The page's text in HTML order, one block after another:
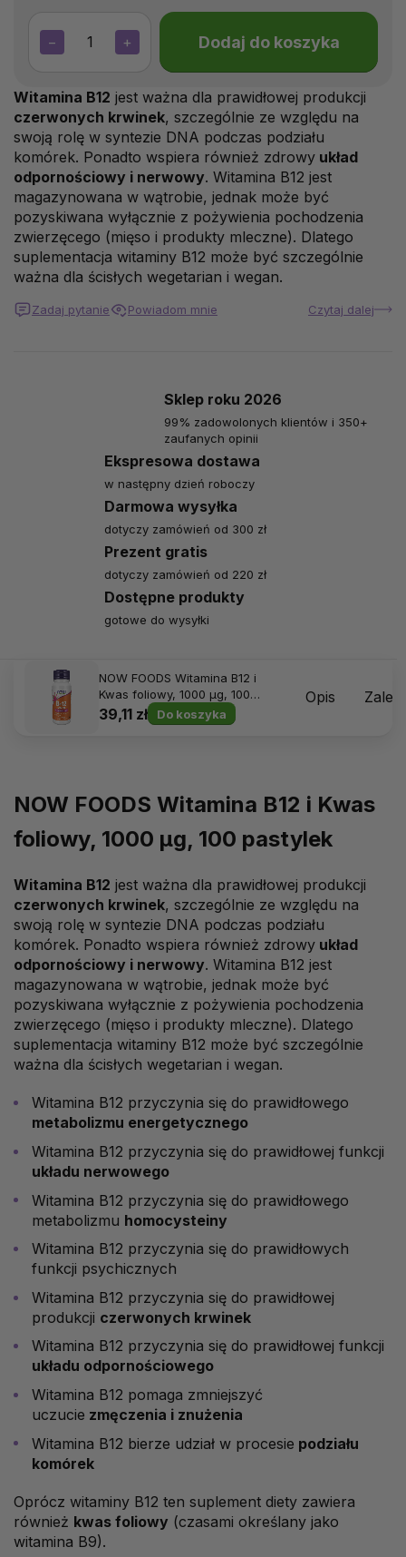
+
− Dodaj do koszyka
Witamina B12 jest ważna dla prawidłowej produkcji
czerwonych krwinek, szczególnie ze względu na
swoją rolę w syntezie DNA podczas podziału
komórek. Ponadto wspiera również zdrowy układ
odpornościowy i nerwowy. Witamina B12 jest
magazynowana w wątrobie, jednak może być
pozyskiwana wyłącznie z pożywienia pochodzenia
zwierzęcego (mięso i produkty mleczne). Dlatego
suplementacja witaminy B12 może być szczególnie
ważna dla ścisłych wegetarian i wegan.
Czytaj dalej
Zadaj pytanie Powiadom mnie
Ekspresowa dostawa
w następny dzień roboczy
Darmowa wysyłka
dotyczy zamówień od 300 zł
Prezent gratis
dotyczy zamówień od 220 zł
Dostępne produkty
gotowe do wysyłki
Sklep roku 2026
99% zadowolonych klientów i 350+
zaufanych opinii
NOW FOODS Witamina B12 i
Kwas foliowy, 1000 μg, 100
pastylek
39,11 zł Do koszyka
Opis
NOW FOODS Witamina B12 i Kwas
foliowy, 1000 μg, 100 pastylek
Witamina B12 jest ważna dla prawidłowej produkcji
czerwonych krwinek, szczególnie ze względu na
swoją rolę w syntezie DNA podczas podziału
komórek. Ponadto wspiera również zdrowy układ
odpornościowy i nerwowy. Witamina B12 jest
magazynowana w wątrobie, jednak może być
pozyskiwana wyłącznie z pożywienia pochodzenia
zwierzęcego (mięso i produkty mleczne). Dlatego
suplementacja witaminy B12 może być szczególnie
ważna dla ścisłych wegetarian i wegan.
Witamina B12 przyczynia się do prawidłowego
metabolizmu energetycznego
Witamina B12 przyczynia się do prawidłowej funkcji
układu nerwowego
Witamina B12 przyczynia się do prawidłowego
metabolizmu homocysteiny
Witamina B12 przyczynia się do prawidłowych
funkcji psychicznych
Witamina B12 przyczynia się do prawidłowej
produkcji czerwonych krwinek
Witamina B12 przyczynia się do prawidłowej funkcji
układu odpornościowego
Witamina B12 pomaga zmniejszyć
uczucie zmęczenia i znużenia
Witamina B12 bierze udział w procesie podziału
komórek
Oprócz witaminy B12 ten suplement diety zawiera
również kwas foliowy (czasami określany jako
witamina B9).